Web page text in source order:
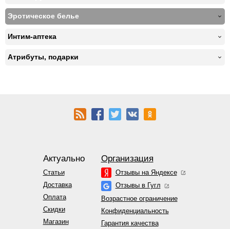
Эротическое белье
Интим-аптека
Атрибуты, подарки
Актуально
Статьи
Доставка
Оплата
Скидки
Магазин
Организация
Отзывы на Яндексе
Отзывы в Гугл
Возрастное ограничение
Конфиденциальность
Гарантия качества